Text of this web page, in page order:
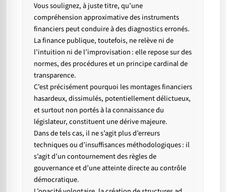
Vous soulignez, à juste titre, qu’une
compréhension approximative des instruments
financiers peut conduire à des diagnostics erronés.
La finance publique, toutefois, ne relève ni de
l’intuition ni de l’improvisation : elle repose sur des
normes, des procédures et un principe cardinal de
transparence.
C’est précisément pourquoi les montages financiers
hasardeux, dissimulés, potentiellement délictueux,
et surtout non portés à la connaissance du
législateur, constituent une dérive majeure.
Dans de tels cas, il ne s’agit plus d’erreurs
techniques ou d’insuffisances méthodologiques : il
s’agit d’un contournement des règles de
gouvernance et d’une atteinte directe au contrôle
démocratique.